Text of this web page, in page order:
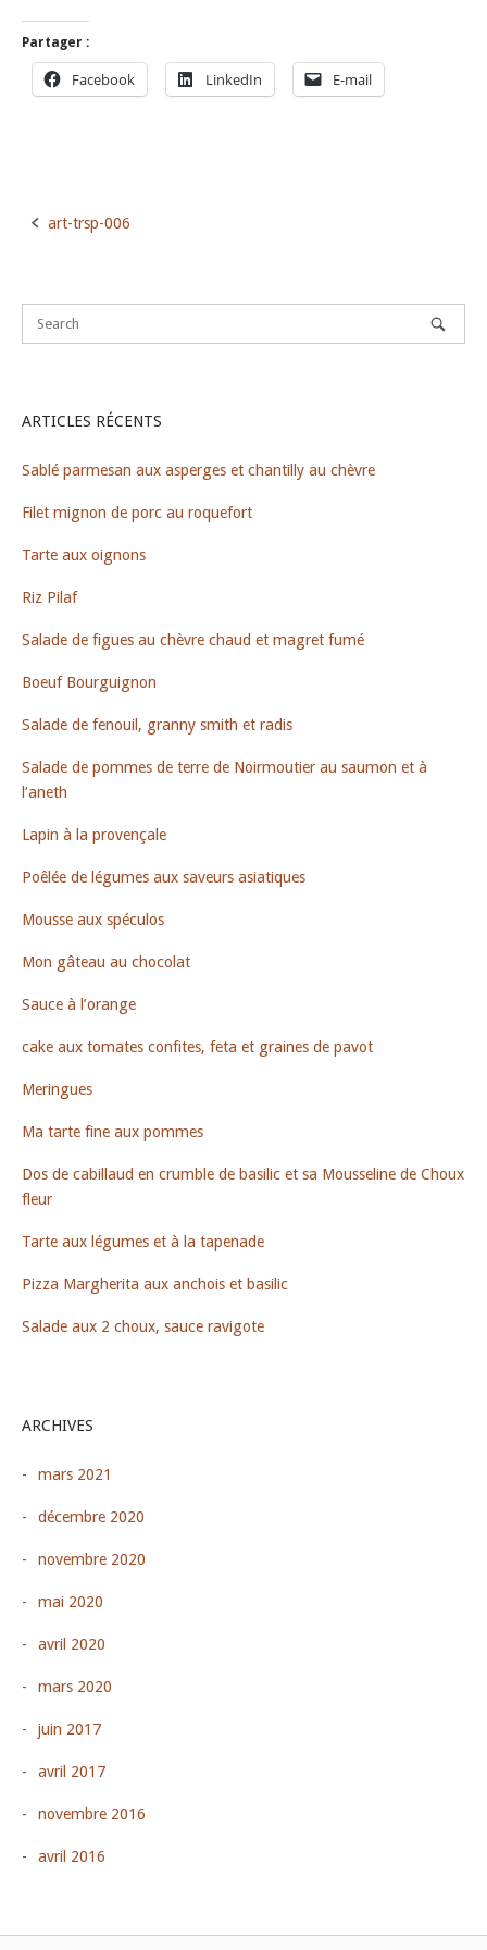
Partager :
Facebook LinkedIn E-mail
Post
art-trsp-006
ARTICLES RÉCENTS
Sablé parmesan aux asperges et chantilly au chèvre
Filet mignon de porc au roquefort
Tarte aux oignons
Riz Pilaf
Salade de figues au chèvre chaud et magret fumé
Boeuf Bourguignon
Salade de fenouil, granny smith et radis
Salade de pommes de terre de Noirmoutier au saumon et à
l’aneth
Lapin à la provençale
Poêlée de légumes aux saveurs asiatiques
Mousse aux spéculos
Mon gâteau au chocolat
Sauce à l’orange
cake aux tomates confites, feta et graines de pavot
Meringues
Ma tarte fine aux pommes
Dos de cabillaud en crumble de basilic et sa Mousseline de Choux
fleur
Tarte aux légumes et à la tapenade
Pizza Margherita aux anchois et basilic
Salade aux 2 choux, sauce ravigote
ARCHIVES
mars 2021
décembre 2020
novembre 2020
mai 2020
avril 2020
mars 2020
juin 2017
avril 2017
novembre 2016
avril 2016